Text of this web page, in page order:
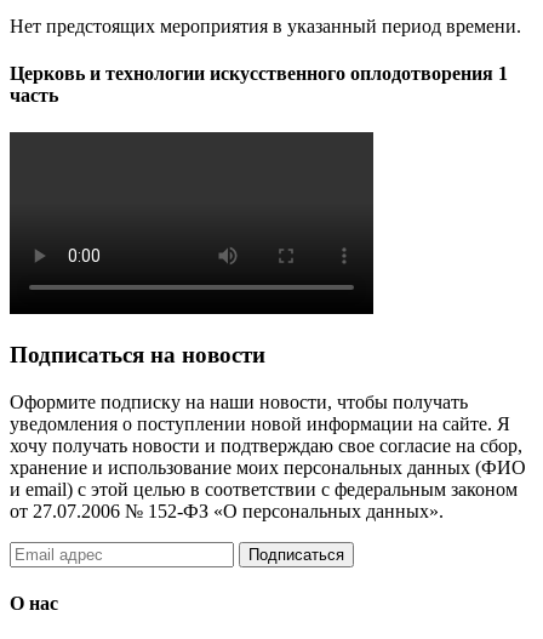
Нет предстоящих мероприятия в указанный период времени.
Церковь и технологии искусственного оплодотворения 1
часть
Подписаться на новости
Оформите подписку на наши новости, чтобы получать
уведомления о поступлении новой информации на сайте. Я
хочу получать новости и подтверждаю свое согласие на сбор,
хранение и использование моих персональных данных (ФИО
и email) с этой целью в соответствии с федеральным законом
от 27.07.2006 № 152-ФЗ «О персональных данных».
Подписаться
О нас